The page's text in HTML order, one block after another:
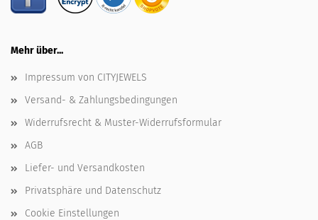
Mehr über...
Impressum von CITYJEWELS
Versand- & Zahlungsbedingungen
Widerrufsrecht & Muster-Widerrufsformular
AGB
Liefer- und Versandkosten
Privatsphäre und Datenschutz
Cookie Einstellungen